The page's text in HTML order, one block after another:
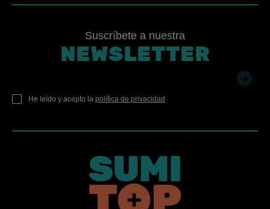
Suscríbete a nuestra
NEWSLETTER
He leído y acepto la política de privacidad